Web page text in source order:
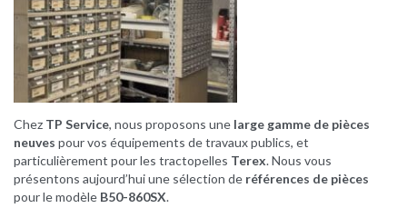
Chez TP Service, nous proposons une large gamme de pièces
neuves pour vos équipements de travaux publics, et
particulièrement pour les tractopelles Terex. Nous vous
présentons aujourd’hui une sélection de références de pièces
pour le modèle B50-860SX.